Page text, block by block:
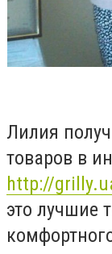
Лилия
товаров в
http://
это лучшие